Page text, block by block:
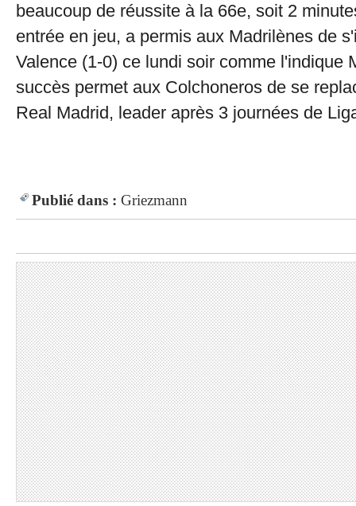
beaucoup de réussite à la 66e, soit 2
entrée en jeu, a permis aux Madrilènes de
Valence (1-0) ce lundi soir comme l'indique
succès permet aux Colchoneros de se
Real Madrid, leader après 3 journées de
Publié dans : Griezmann